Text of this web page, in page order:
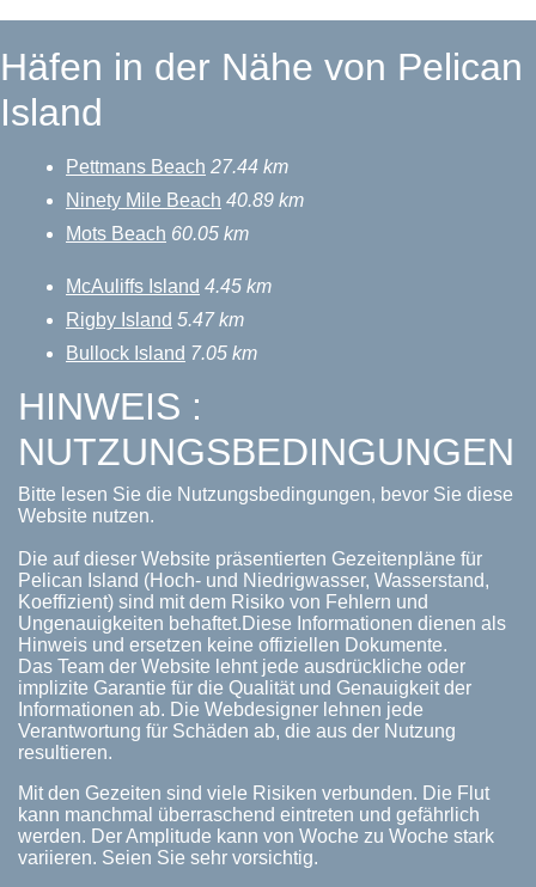
Häfen in der Nähe von Pelican
Island
Pettmans Beach 27.44 km
Ninety Mile Beach 40.89 km
Mots Beach 60.05 km
McAuliffs Island 4.45 km
Rigby Island 5.47 km
Bullock Island 7.05 km
HINWEIS :
NUTZUNGSBEDINGUNGEN
Bitte lesen Sie die Nutzungsbedingungen, bevor Sie diese
Website nutzen.
Die auf dieser Website präsentierten Gezeitenpläne für
Pelican Island (Hoch- und Niedrigwasser, Wasserstand,
Koeffizient) sind mit dem Risiko von Fehlern und
Ungenauigkeiten behaftet.Diese Informationen dienen als
Hinweis und ersetzen keine offiziellen Dokumente.
Das Team der Website lehnt jede ausdrückliche oder
implizite Garantie für die Qualität und Genauigkeit der
Informationen ab. Die Webdesigner lehnen jede
Verantwortung für Schäden ab, die aus der Nutzung
resultieren.
Mit den Gezeiten sind viele Risiken verbunden. Die Flut
kann manchmal überraschend eintreten und gefährlich
werden. Der Amplitude kann von Woche zu Woche stark
variieren. Seien Sie sehr vorsichtig.